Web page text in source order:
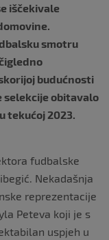
iščekivale
smotru
budućnosti
selekcije obitavalo
tekućoj 2023.
fudbalske
Nekadašnja
reprezentacije
Peteva koji je s
uspjeh u